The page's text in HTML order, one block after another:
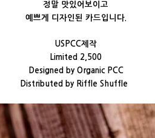
정말 맛있어보이고
예쁘게 디자인된 카드입니다.
USPCC제작
Limited 2,500
Designed by Organic PCC
Distributed by Riffle Shuffle